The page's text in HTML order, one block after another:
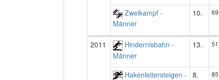
Zweikampf -
Männer
10. 69
2011
Hindernisbahn -
Männer
13. 51
Hakenleitersteigen -
8. 85